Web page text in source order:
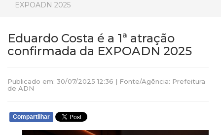
EXPOADN 2025
Eduardo Costa é a 1ª atração
confirmada da EXPOADN 2025
Publicado em: 30/07/2025 12:36 | Fonte/Agência: Prefeitura
de ADN
Compartilhar